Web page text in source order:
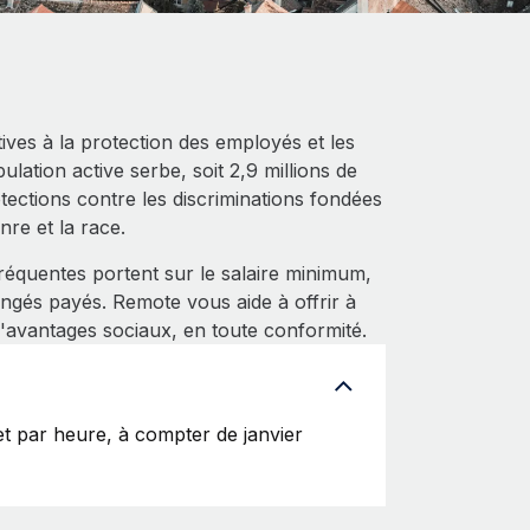
à la protection des employés et les
active serbe, soit 2,9 millions de
contre les discriminations fondées
et la race.
portent sur le salaire minimum,
payés. Remote vous aide à offrir à
sociaux, en toute conformité.
par heure, à compter de janvier